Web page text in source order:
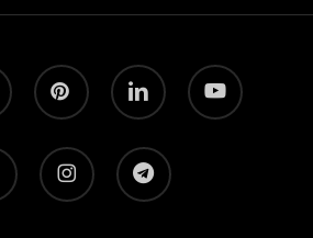
pinterest linkedin youtube
instagram telegram